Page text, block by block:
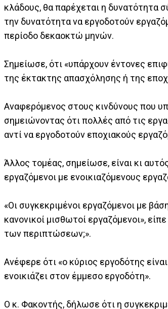
κλάδους, θα παρέχεται η δυνατότητα
την δυνατότητα να εργοδοτούν
περίοδο δεκαοκτώ μηνών.
Σημείωσε, ότι «υπάρχουν έντονες
της έκτακτης απασχόλησης ή της
Αναφερόμενος στους κινδύνους που
σημειώνοντας ότι πολλές από τις
αντί να εργοδοτούν εποχιακούς
Άλλος τομέας, σημείωσε, είναι κι
εργαζόμενοι με ενοικιαζόμενους
«Οι συγκεκριμένοι εργαζόμενοι με
κανονικοί μισθωτοί εργαζόμενοι»,
των περιπτώσεων;».
Ανέφερε ότι «ο κύριος εργοδότης
ενοικιάζει στον έμμεσο εργοδότη».
Ο κ. Φακοντής, δήλωσε ότι η